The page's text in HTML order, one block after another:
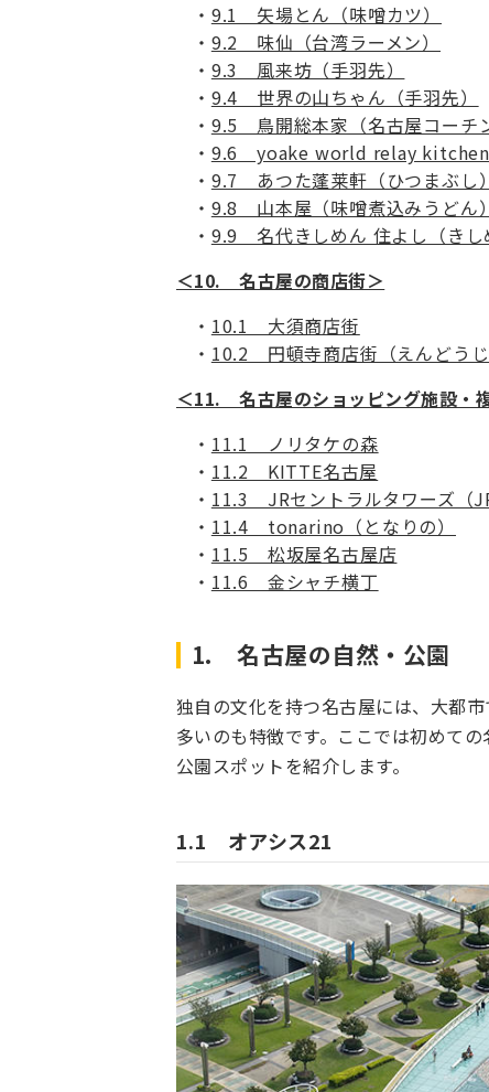
9.1 矢場とん（味噌カツ）
9.2 味仙（台湾ラーメン）
9.3 風来坊（手羽先）
9.4 世界の山ちゃん（手羽先）
9.5 鳥開総本家（名古屋コーチン
9.6 yoake world relay kitchen
9.7 あつた蓬莱軒（ひつまぶし）
9.8 山本屋（味噌煮込みうどん）
9.9 名代きしめん 住よし（きし
＜10. 名古屋の商店街＞
10.1 大須商店街
10.2 円頓寺商店街（えんどうじ
＜11. 名古屋のショッピング施設・
11.1 ノリタケの森
11.2 KITTE名古屋
11.3 JRセントラルタワーズ（
11.4 tonarino（となりの）
11.5 松坂屋名古屋店
11.6 金シャチ横丁
1. 名古屋の自然・公園
独自の文化を持つ名古屋には、大都
多いのも特徴です。ここでは初めて
公園スポットを紹介します。
1.1 オアシス21